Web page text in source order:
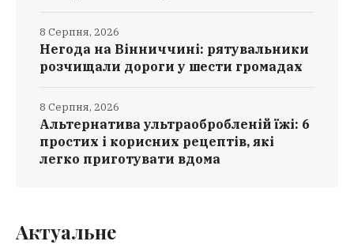
Негода на Вінниччині: рятувальники
розчищали дороги у шести громадах
8 Серпня, 2026
Альтернатива ультраобробленій їжі: 6
простих і корисних рецептів, які
легко приготувати вдома
8 Серпня, 2026
Актуальне